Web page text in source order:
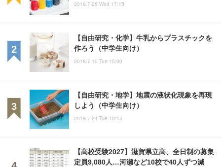
2018.7.25 Wed 17:15
【自由研究・化学】牛乳からプラスチックを
作ろう（中学生向け）
2018.7.10 Tue 15:00
【自由研究・地学】地震の液状化現象を再現
しよう（中学生向け）
2018.7.24 Tue 10:15
【高校受験2027】滋賀県立高、全日制の募集
定員9,080人…河瀬など10校で40人ずつ減